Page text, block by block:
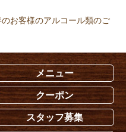
お客様のアルコール類のご
メニュー
クーポン
スタッフ募集